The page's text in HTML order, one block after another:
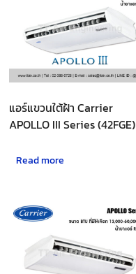
แอร์แขวนใต้ฝ้า Carrier
APOLLO III Series (42FGE)
Read more